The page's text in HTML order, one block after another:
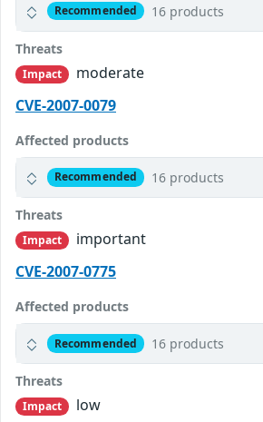
Recommended 16 products
Threats
Impact
moderate
CVE-2007-0079
Affected products
Recommended 16 products
Threats
Impact
important
CVE-2007-0775
Affected products
Recommended 16 products
Threats
Impact
low